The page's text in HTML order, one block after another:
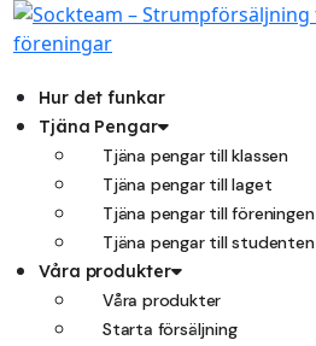
Hoppa
till
Hur det funkar
Tjäna Pengar
Tjäna pengar till klassen
Tjäna pengar till laget
Tjäna pengar till föreningen
Tjäna pengar till studenten
Våra produkter
Våra produkter
Starta försäljning